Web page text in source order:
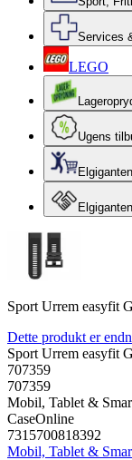
Services
LEGO
Ugens
Sport Urrem easyfit
Dette produkt er
Sport Urrem easyfit
707359
707359
Mobil, Tablet &
CaseOnline
7315700818392
Mobil, Tablet &